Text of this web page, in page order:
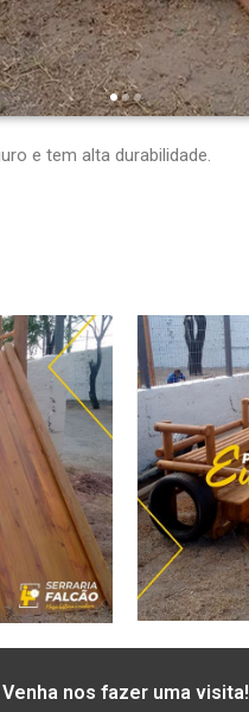
e tem alta durabilidade.
Venha nos fazer uma visita!